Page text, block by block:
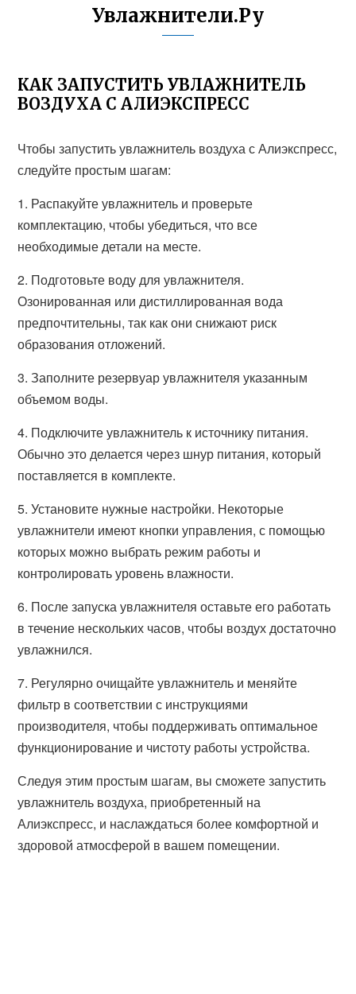
Увлажнители.Ру
КАК ЗАПУСТИТЬ УВЛАЖНИТЕЛЬ
ВОЗДУХА С АЛИЭКСПРЕСС
Чтобы запустить увлажнитель воздуха с Алиэкспресс,
следуйте простым шагам:
1. Распакуйте увлажнитель и проверьте
комплектацию, чтобы убедиться, что все
необходимые детали на месте.
2. Подготовьте воду для увлажнителя.
Озонированная или дистиллированная вода
предпочтительны, так как они снижают риск
образования отложений.
3. Заполните резервуар увлажнителя указанным
объемом воды.
4. Подключите увлажнитель к источнику питания.
Обычно это делается через шнур питания, который
поставляется в комплекте.
5. Установите нужные настройки. Некоторые
увлажнители имеют кнопки управления, с помощью
которых можно выбрать режим работы и
контролировать уровень влажности.
6. После запуска увлажнителя оставьте его работать
в течение нескольких часов, чтобы воздух достаточно
увлажнился.
7. Регулярно очищайте увлажнитель и меняйте
фильтр в соответствии с инструкциями
производителя, чтобы поддерживать оптимальное
функционирование и чистоту работы устройства.
Следуя этим простым шагам, вы сможете запустить
увлажнитель воздуха, приобретенный на
Алиэкспресс, и наслаждаться более комфортной и
здоровой атмосферой в вашем помещении.